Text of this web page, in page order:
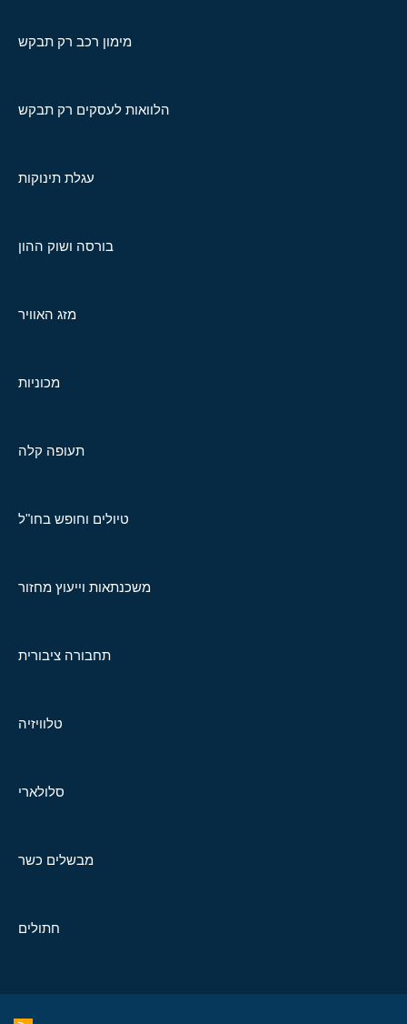
מימון רכב רק תבקש
הלוואות לעסקים רק תבקש
עגלת תינוקות
בורסה ושוק ההון
מזג האוויר
מכוניות
תעופה קלה
טיולים וחופש בחו"ל
משכנתאות וייעוץ מחזור
תחבורה ציבורית
טלוויזיה
סלולארי
מבשלים כשר
חתולים